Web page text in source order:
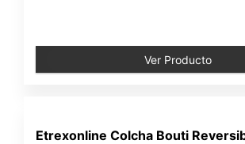
Ver Producto
Etrexonline Colcha Bouti